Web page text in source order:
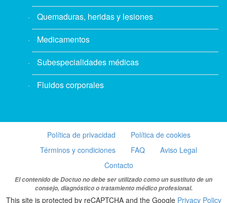
Quemaduras, heridas y lesiones
Medicamentos
Subespecialidades médicas
Fluidos corporales
Política de privacidad
Política de cookies
Términos y condiciones
FAQ
Aviso Legal
Contacto
El contenido de Doctuo no debe ser utilizado como un sustituto de un
consejo, diagnóstico o tratamiento médico profesional.
This site is protected by reCAPTCHA and the Google Privacy Policy